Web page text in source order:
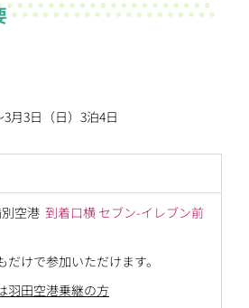
月3日（日）3泊4日
空港 到着口横 セブン-イレブン前
けで参加いただけます。
羽田空港乗継の方